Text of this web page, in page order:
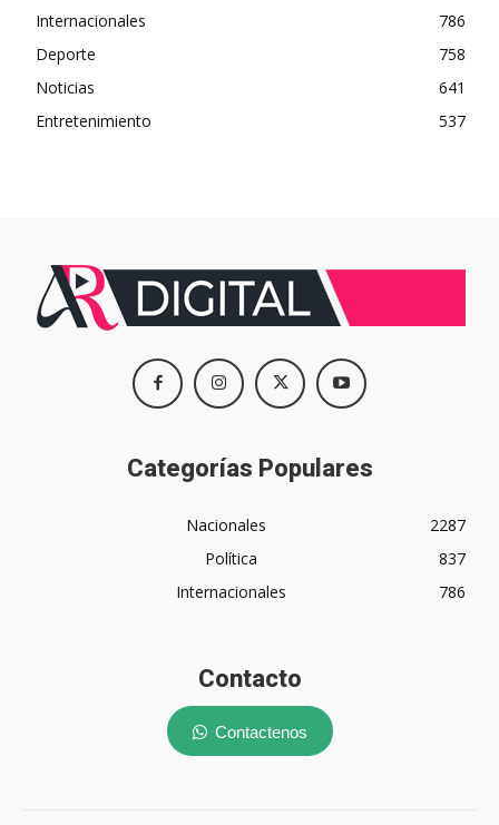
Internacionales
786
Deporte
758
Noticias
641
Entretenimiento
537
Categorías Populares
Nacionales
2287
Política
837
Internacionales
786
Contacto
Contactenos